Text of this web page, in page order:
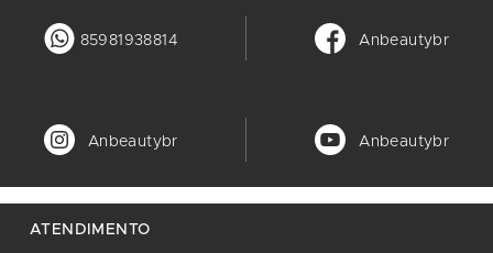
85981938814 Anbeautybr
Anbeautybr Anbeautybr
ATENDIMENTO